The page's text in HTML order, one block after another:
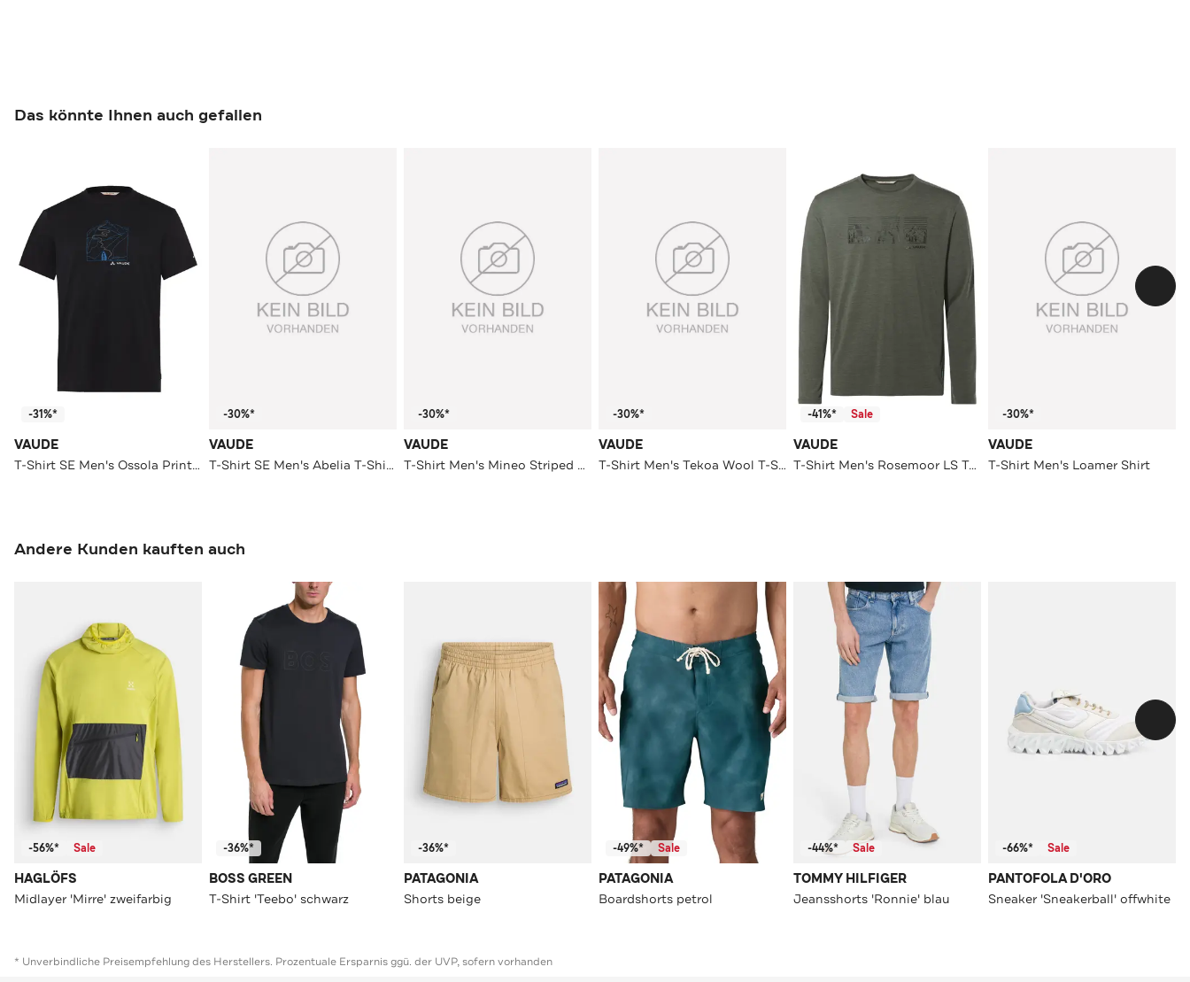
Das könnte Ihnen auch gefallen
-31%*
VAUDE
T-Shirt SE Men's Ossola Print T-Shirt black
-30%*
VAUDE
T-Shirt SE Men's Abelia T-Shirt II phantom black
-30%*
VAUDE
T-Shirt Men's Mineo Striped T-Shirt II agave
-30%*
VAUDE
T-Shirt Men's Tekoa Wool T-Shirt dark leaf
-41%* Sale
VAUDE
T-Shirt Men's Rosemoor LS T-Shirt III khaki
-30%*
VAUDE
T-Shirt Men's Loamer Shirt
Andere Kunden kauften auch
-56%* Sale
HAGLÖFS
Midlayer 'Mirre' zweifarbig
-36%*
BOSS GREEN
T-Shirt 'Teebo' schwarz
-36%*
PATAGONIA
Shorts beige
-49%* Sale
PATAGONIA
Boardshorts petrol
-44%* Sale
TOMMY HILFIGER
Jeansshorts 'Ronnie' blau
-66%* Sale
PANTOFOLA D'ORO
Sneaker 'Sneakerball' offwhite
* Unverbindliche Preisempfehlung des Herstellers. Prozentuale Ersparnis ggü. der UVP, sofern vorhanden